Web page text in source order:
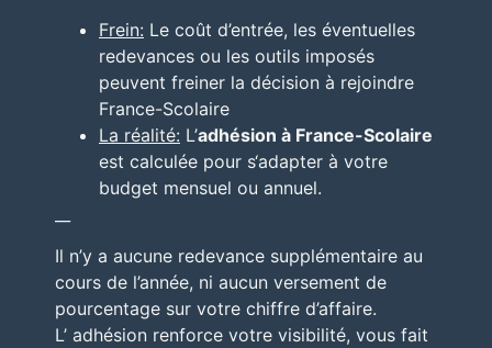
Frein: Le coût d’entrée, les éventuelles
redevances ou les outils imposés
peuvent freiner la décision à rejoindre
France-Scolaire
La réalité: L’adhésion à France-Scolaire
est calculée pour s‘adapter à votre
budget mensuel ou annuel.
Il n’y a aucune redevance supplémentaire au
cours de l’année, ni aucun versement de
pourcentage sur votre chiffre d’affaire.
L’ adhésion renforce votre visibilité, vous fait